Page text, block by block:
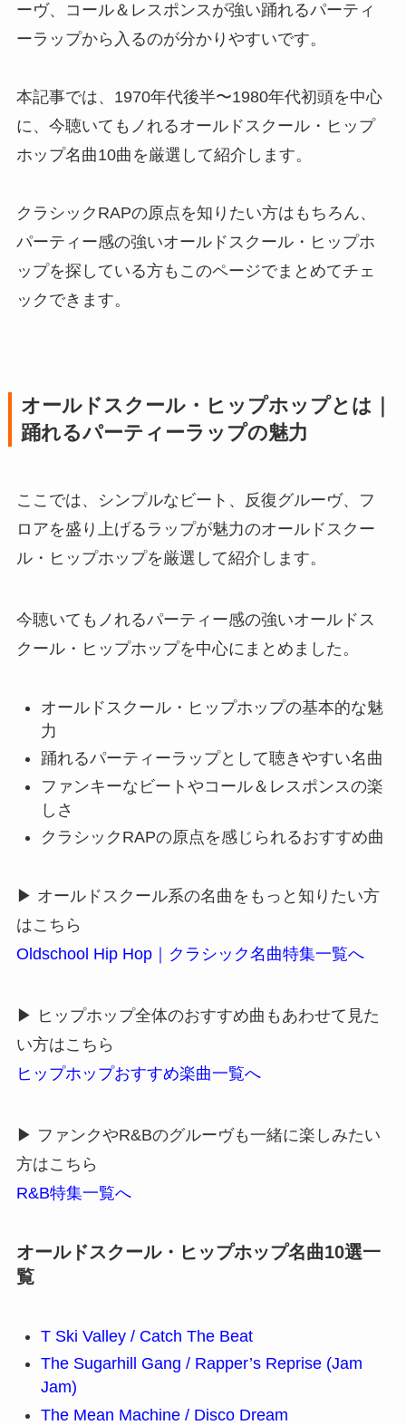
ーヴ、コール＆レスポンスが強い踊れるパーティ
ーラップから入るのが分かりやすいです。
本記事では、1970年代後半〜1980年代初頭を中心
に、今聴いてもノれるオールドスクール・ヒップ
ホップ名曲10曲を厳選して紹介します。
クラシックRAPの原点を知りたい方はもちろん、
パーティー感の強いオールドスクール・ヒップホ
ップを探している方もこのページでまとめてチェ
ックできます。
オールドスクール・ヒップホップとは｜
踊れるパーティーラップの魅力
ここでは、シンプルなビート、反復グルーヴ、フ
ロアを盛り上げるラップが魅力のオールドスクー
ル・ヒップホップを厳選して紹介します。
今聴いてもノれるパーティー感の強いオールドス
クール・ヒップホップを中心にまとめました。
オールドスクール・ヒップホップの基本的な魅
力
踊れるパーティーラップとして聴きやすい名曲
ファンキーなビートやコール＆レスポンスの楽
しさ
クラシックRAPの原点を感じられるおすすめ曲
▶ オールドスクール系の名曲をもっと知りたい方
はこちら
Oldschool Hip Hop｜クラシック名曲特集一覧へ
▶ ヒップホップ全体のおすすめ曲もあわせて見た
い方はこちら
ヒップホップおすすめ楽曲一覧へ
▶ ファンクやR&Bのグルーヴも一緒に楽しみたい
方はこちら
R&B特集一覧へ
オールドスクール・ヒップホップ名曲10選一
覧
T Ski Valley / Catch The Beat
The Sugarhill Gang / Rapper’s Reprise (Jam
Jam)
The Mean Machine / Disco Dream